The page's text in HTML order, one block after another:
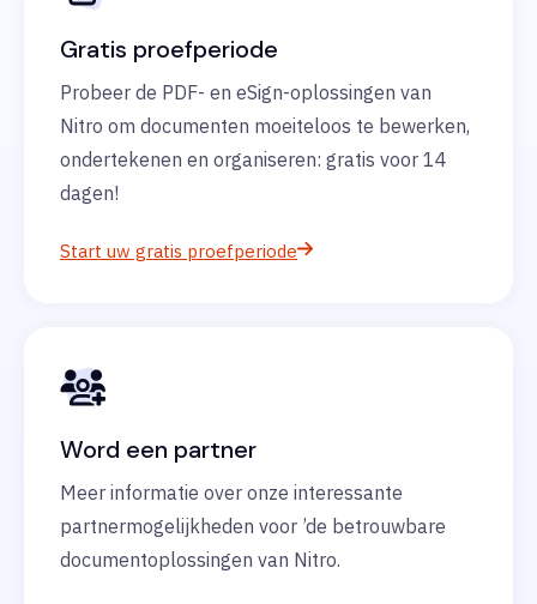
Gratis proefperiode
Probeer de PDF- en eSign-oplossingen van
Nitro om documenten moeiteloos te bewerken,
ondertekenen en organiseren: gratis voor 14
dagen!
Start uw gratis proefperiode
Word een partner
Meer informatie over onze interessante
partnermogelijkheden voor ’de betrouwbare
documentoplossingen van Nitro.